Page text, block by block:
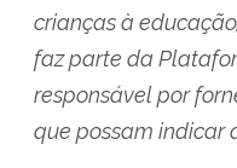
crianças à
faz parte da
responsável por
que possam indicar